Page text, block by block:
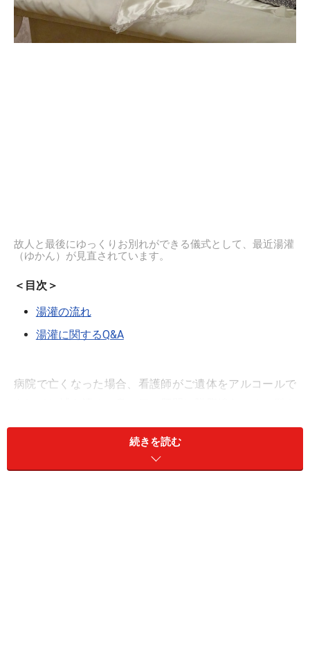
故人と最後にゆっくりお別れができる儀式として、最近湯灌
（ゆかん）が見直されています。
＜目次＞
湯灌の流れ
湯灌に関するQ&A
病院で亡くなった場合、看護師がご遺体をアルコールで
置をするようになったのは近年になってからのこと。そ
れまでは近親者や地域住民によって行われる湯灌（ゆか
続きを読む